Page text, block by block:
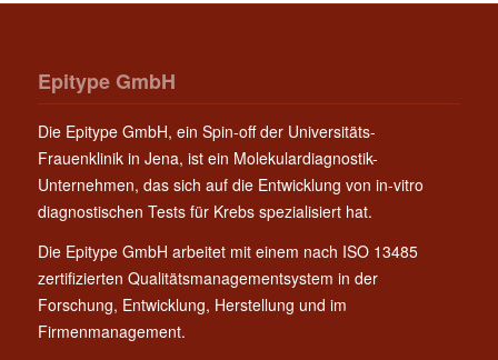
Epitype GmbH
Die Epitype GmbH, ein Spin-off der Universitäts-
Frauenklinik in Jena, ist ein Molekulardiagnostik-
Unternehmen, das sich auf die Entwicklung von in-vitro
diagnostischen Tests für Krebs spezialisiert hat.
Die Epitype GmbH arbeitet mit einem nach ISO 13485
zertifizierten Qualitätsmanagementsystem in der
Forschung, Entwicklung, Herstellung und im
Firmenmanagement.